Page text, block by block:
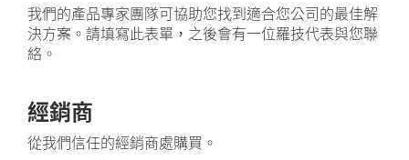
我們的產品專家團隊可協助您找到適合您公司的最佳解
決方案。請填寫此表單，之後會有一位羅技代表與您聯
絡。
經銷商
從我們信任的經銷商處購買。